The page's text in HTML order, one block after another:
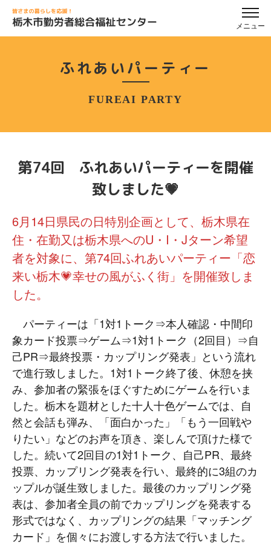
メニュー
ふれあいパーティー
FUREAI PARTY
第74回 ふれあいパーティーを開催
致しました💗
6月14日県民の日特別企画として、栃木県在
住・在勤又は栃木県へのU・I・Jターン希望
者を対象に、第74回ふれあいパーティー「恋
来い栃木💗幸せの風がふく街」を開催致しま
した。
パーティーは「1対1トーク⇒本人確認・中間印
象カード投票⇒ゲーム⇒1対1トーク（2回目）⇒自
己PR⇒最終投票・カップリング発表」という流れ
で進行致しました。1対1トーク終了後、休憩を挟
み、参加者の緊張をほぐすためにゲームを行いま
した。栃木を題材とした十人十色ゲームでは、自
然と会話も弾み、「面白かった」「もう一回戦や
りたい」などのお声を頂き、楽しんで頂けた様で
した。続いて2回目の1対1トーク、自己PR、最終
投票、カップリング発表を行い、最終的に3組のカ
ップルが誕生致しました。最後のカップリング発
表は、参加者全員の前でカップリングを発表する
形式ではなく、カップリングの結果「マッチング
カード」を個々にお渡しする方法で行いました。